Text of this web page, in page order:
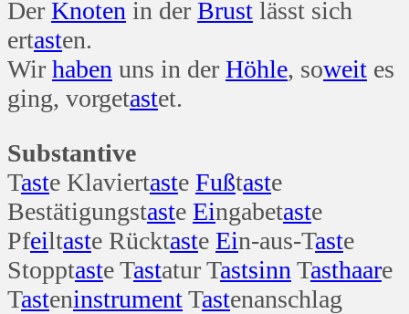
Der Knoten in der Brust lässt sich
ertasten.
Wir haben uns in der Höhle, soweit es
ging, vorgetastet.
Substantive
Taste Klaviertaste Fußtaste
Bestätigungstaste Eingabetaste
Pfeiltaste Rücktaste Ein-aus-Taste
Stopptaste Tastatur Tastsinn Tasthaare
TasteninstrumentTastenanschlag